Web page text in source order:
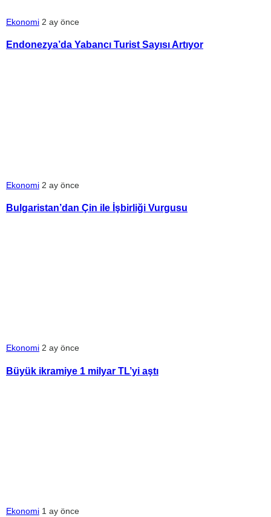
Ekonomi 2 ay önce
Endonezya’da Yabancı Turist Sayısı Artıyor
Ekonomi 2 ay önce
Bulgaristan’dan Çin ile İşbirliği Vurgusu
Ekonomi 2 ay önce
Büyük ikramiye 1 milyar TL’yi aştı
Ekonomi 1 ay önce